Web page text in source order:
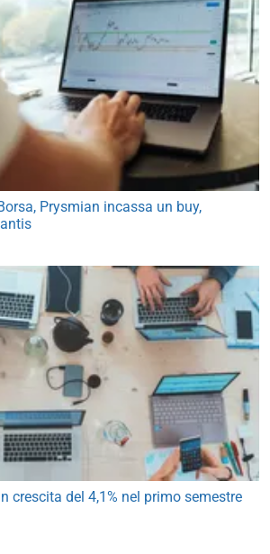
Prysmian incassa un buy,
crescita del 4,1% nel primo semestre